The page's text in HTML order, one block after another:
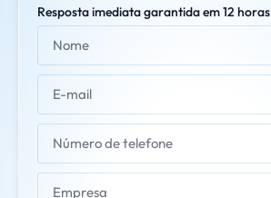
Resposta imediata garantida em 12 horas